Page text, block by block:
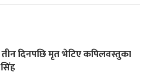
तीन दिनपछि मृत भेटिए कपिलवस्तुका